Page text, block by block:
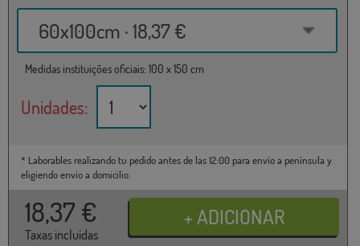
60x100cm · 18,37 €
Medidas instituições oficiais: 100 x 150 cm
Unidades:
* Laborables realizando tu pedido antes de las 12:00 para envío a península y
eligiendo envío a domicilio.
18,37 €
Taxas incluídas